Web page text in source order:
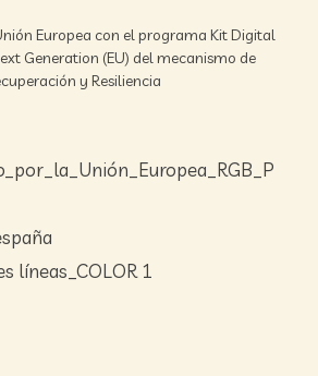
Europea con el programa Kit Digital
Generation (EU) del mecanismo de
y Resiliencia